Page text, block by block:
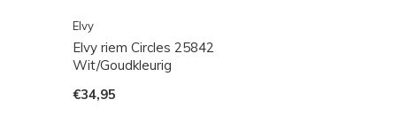
Elvy
Elvy riem Circles 25842
Wit/Goudkleurig
€34,95